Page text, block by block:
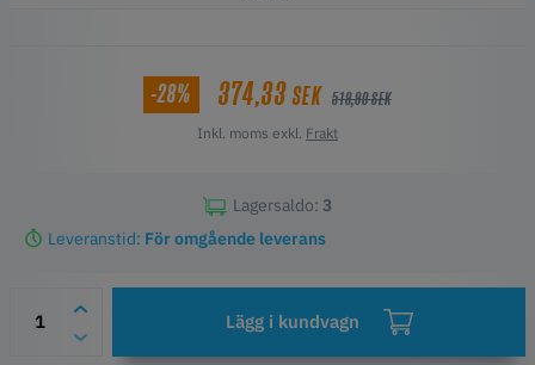
-28% 374,33SEK 519,90 SEK
Inkl. moms exkl. Frakt
Lagersaldo: 3
Leveranstid: För omgående leverans
Lägg i kundvagn